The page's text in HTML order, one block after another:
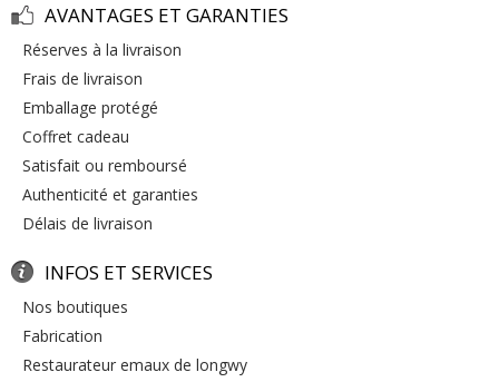
AVANTAGES ET GARANTIES
réserves à la livraison
frais de livraison
emballage protégé
coffret cadeau
satisfait ou remboursé
authenticité et garanties
délais de livraison
INFOS ET SERVICES
nos boutiques
fabrication
restaurateur emaux de longwy